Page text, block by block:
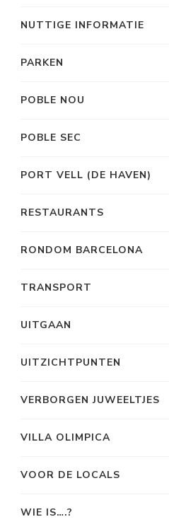
NUTTIGE INFORMATIE
PARKEN
POBLE NOU
POBLE SEC
PORT VELL (DE HAVEN)
RESTAURANTS
RONDOM BARCELONA
TRANSPORT
UITGAAN
UITZICHTPUNTEN
VERBORGEN JUWEELTJES
VILLA OLIMPICA
VOOR DE LOCALS
WIE IS….?